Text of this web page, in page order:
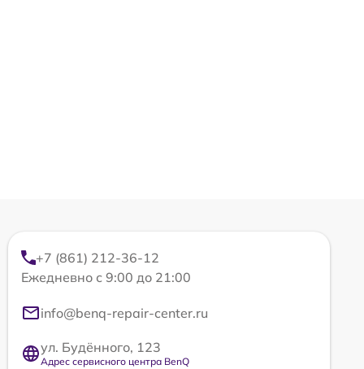
+7 (861) 212-36-12
Ежедневно с 9:00 до 21:00
info@benq-repair-center.ru
ул. Будённого, 123
Адрес сервисного центра BenQ